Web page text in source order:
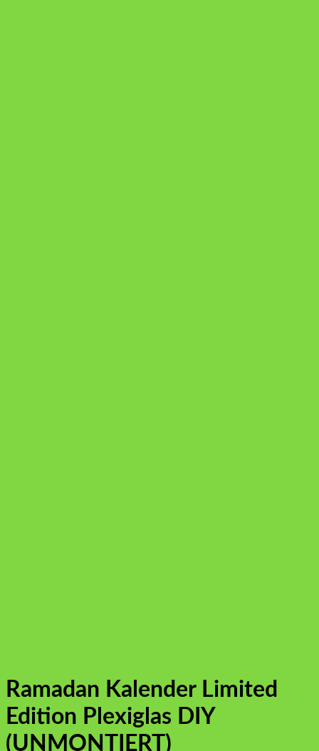
Ramadan Kalender Limited
Edition Plexiglas DIY
(UNMONTIERT)